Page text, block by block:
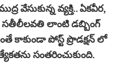
వేసుకున్న వ్యక్తి.. ఏకవీర,
సతీలీలవతి లాంటి డబ్బింగ్
కాకుండా పోస్ట్ ప్రొడక్షన్ లో
సంతరించుకుంది.